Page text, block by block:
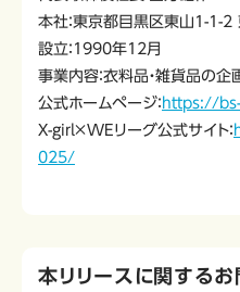
本社：東京都目黒区東山1-1-2
設立：1990年12月
事業内容：衣料品・雑貨品の企
公式ホームページ： https://
X-girl×WEリーグ公式サイト：
025/
本リリースに関する